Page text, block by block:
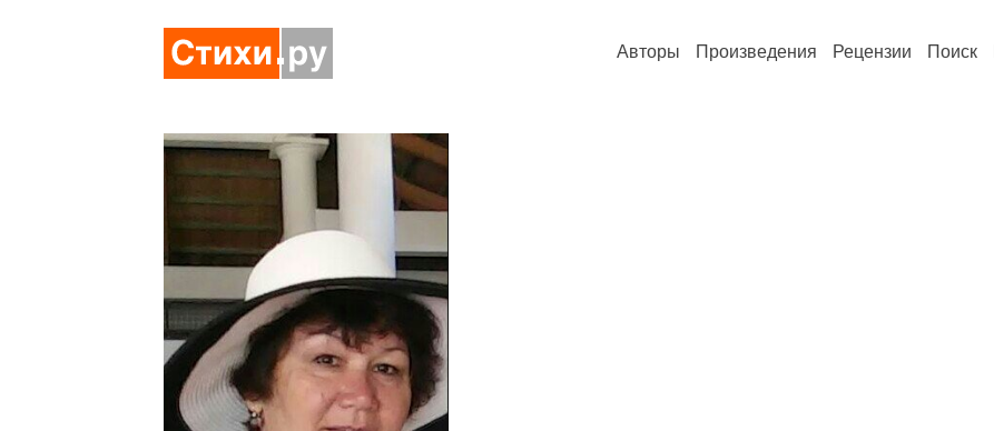
Авторы Произведения Рецензии Поиск